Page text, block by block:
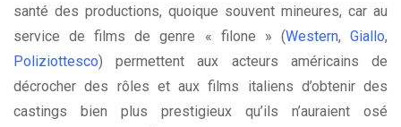
santé des productions, quoique souvent mineures, car au
service de films de genre « filone » (Western,Giallo,
Poliziottesco) permettent aux acteurs américains de
décrocher des rôles et aux films italiens d’obtenir des
castings bien plus prestigieux qu’ils n’auraient osé